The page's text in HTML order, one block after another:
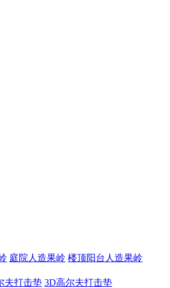
庭院人造果岭 楼顶阳台人造果岭
夫打击垫 3D高尔夫打击垫